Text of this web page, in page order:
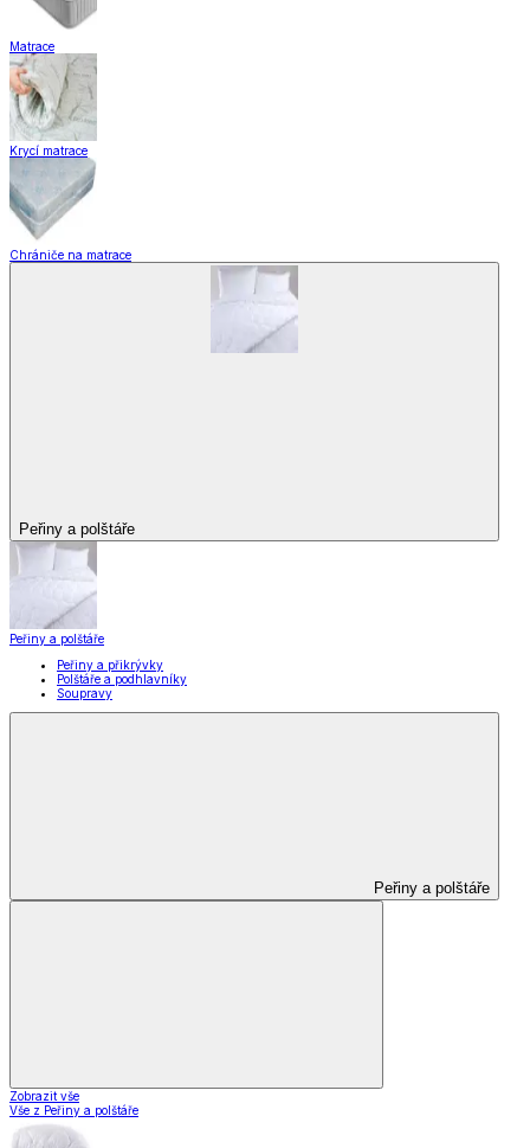
Matrace
Krycí matrace
Chrániče na matrace
Peřiny a polštáře
Peřiny a polštáře
Peřiny a přikrývky
Polštáře a podhlavníky
Soupravy
Peřiny a polštáře
Zobrazit vše
Vše z Peřiny a polštáře